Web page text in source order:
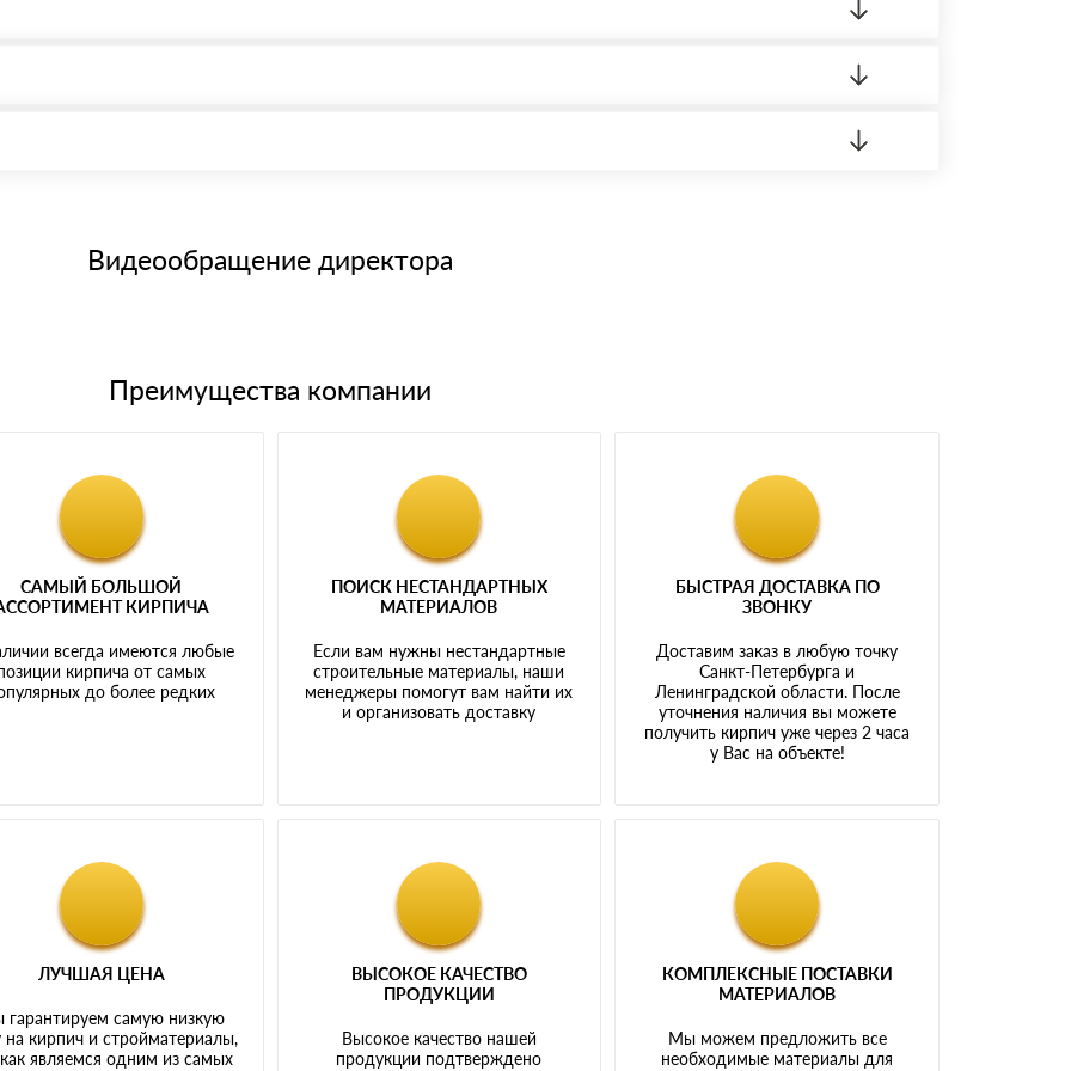
банковским картам
Видеообращение директора
Преимущества компании
САМЫЙ БОЛЬШОЙ
КИРПИЧА
всегда имеются любые
кирпича от самых
до более редких
ПОИСК НЕСТАНДАРТНЫХ
МАТЕРИАЛОВ
Если вам нужны нестандартные
строительные материалы, наши
менеджеры помогут вам найти их
и организовать доставку
БЫСТРАЯ ДОСТАВКА ПО
ЗВОНКУ
Доставим заказ в любую точку
Санкт-Петербурга и
Ленинградской области. После
уточнения наличия вы можете
получить кирпич уже через 2 часа
у Вас на объекте!
ЛУЧШАЯ ЦЕНА
самую низкую
на кирпич и стройматериалы,
являемся одним из самых
ВЫСОКОЕ КАЧЕСТВО
ПРОДУКЦИИ
Высокое качество нашей
продукции подтверждено
КОМПЛЕКСНЫЕ ПОСТАВКИ
МАТЕРИАЛОВ
Мы можем предложить все
необходимые материалы для